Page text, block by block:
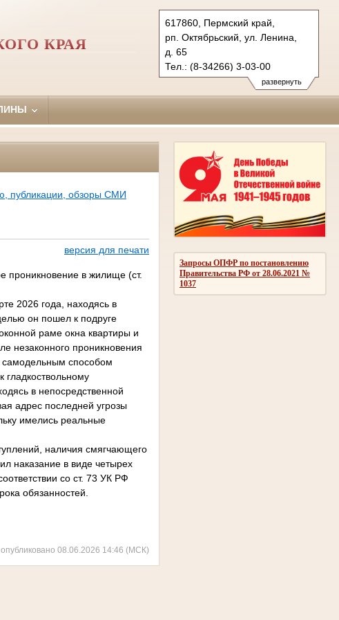
развернуть
617860, Пермский край,
рп. Октябрьский, ул. Ленина,
д. 65
Тел.: (8-34266) 3-03-00
oktjabrsky.perm@sudrf.ru
КРАЯ
Запросы ОПФР по постановлению
Правительства РФ от 28.06.2021 №
1037
публикации, обзоры СМИ
версия для печати
проникновение в жилище (ст.
2026 года, находясь в
он пошел к подруге
раме окна квартиры и
незаконного проникновения
самодельным способом
гладкоствольному
в непосредственной
адрес последней угрозы
имелись реальные
наличия смягчающего
наказание в виде четырех
со ст. 73 УК РФ
обязанностей.
опубликовано 08.06.2026 14:46 (МСК)